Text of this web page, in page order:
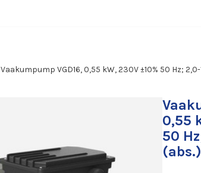
Vaakumpump VGD16, 0,55 kW, 230V ±10% 50 Hz;
0,55
50
(abs.)